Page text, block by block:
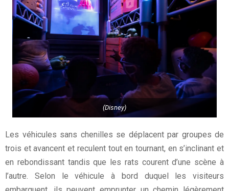
(Disney)
Les véhicules sans chenilles se déplacent par groupes de
trois et avancent et reculent tout en tournant, en s’inclinant et
en rebondissant tandis que les rats courent d’une scène à
l’autre. Selon le véhicule à bord duquel les visiteurs